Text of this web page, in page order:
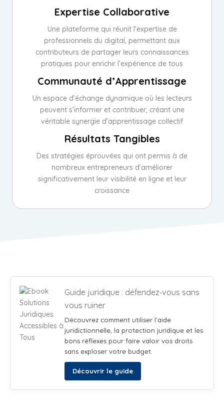
Expertise Collaborative
Une plateforme qui réunit l’expertise de
professionnels du digital, permettant aux
contributeurs de partager leurs connaissances
pratiques pour enrichir l’expérience de tous
Communauté d’Apprentissage
Un espace d’échange dynamique où les lecteurs
peuvent s’informer et contribuer, créant une
véritable synergie d’apprentissage collectif
Résultats Tangibles
Des stratégies éprouvées qui ont permis à de
nombreux entrepreneurs d’améliorer
significativement leur visibilité en ligne et leur
croissance
Guide juridique : défendez‑vous sans
vous ruiner
Découvrez comment utiliser l’aide
juridictionnelle, la protection juridique et les
bons réflexes pour faire valoir vos droits
sans exploser votre budget.
Découvrir le guide